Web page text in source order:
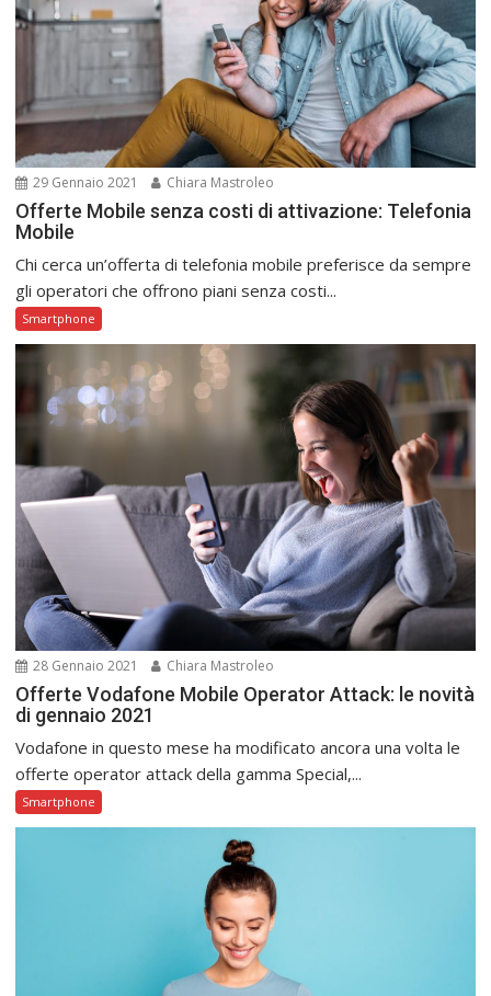
29 Gennaio 2021 Chiara Mastroleo
Offerte Mobile senza costi di attivazione: Telefonia
Mobile
Chi cerca un’offerta di telefonia mobile preferisce da sempre
gli operatori che offrono piani senza costi...
Smartphone
28 Gennaio 2021 Chiara Mastroleo
Offerte Vodafone Mobile Operator Attack: le novità
di gennaio 2021
Vodafone in questo mese ha modificato ancora una volta le
offerte operator attack della gamma Special,...
Smartphone